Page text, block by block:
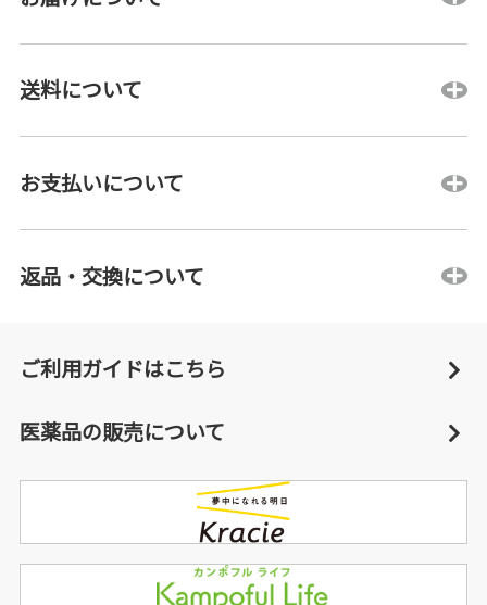
送料について
お支払いについて
返品・交換について
ご利用ガイドはこちら
医薬品の販売について